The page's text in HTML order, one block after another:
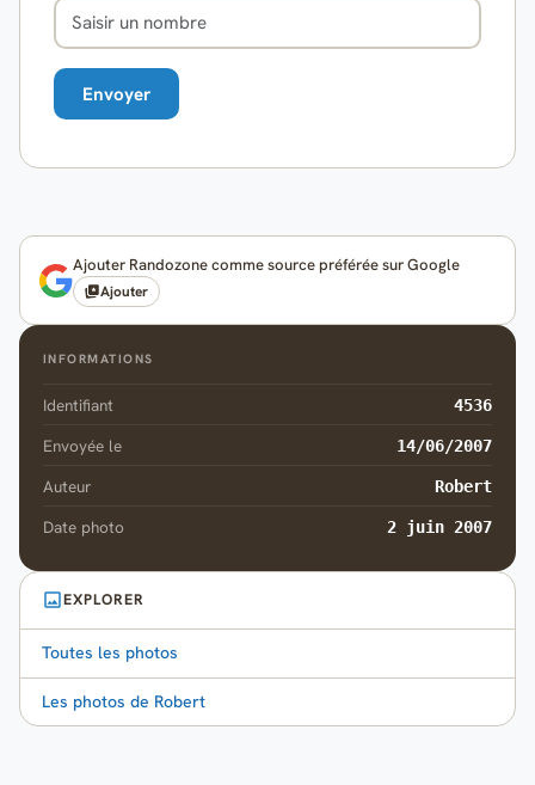
Ajouter Randozone comme source préférée sur Google
Ajouter
INFORMATIONS
Identifiant 4536
Envoyée le 14/06/2007
Auteur Robert
Date photo 2 juin 2007
EXPLORER
Toutes les photos
Les photos de Robert